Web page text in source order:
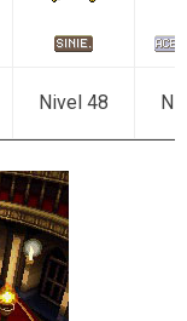
Nivel 48